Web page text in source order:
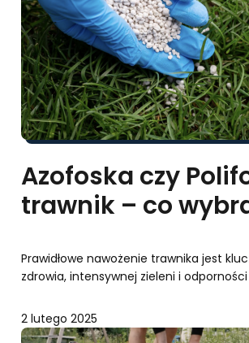
Azofoska czy
trawnik – co
Prawidłowe nawożenie trawnika jest
zdrowia, intensywnej zieleni i
2 lutego 2025